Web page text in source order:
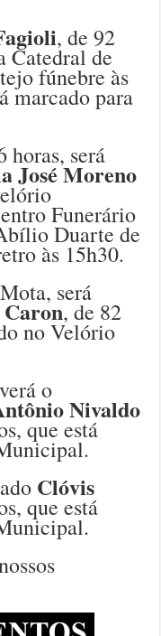
, de 92
Catedral de
fúnebre às
marcado para
horas, será
José Moreno
Funerário
Duarte de
às 15h30.
será
, de 82
no Velório
o
Nivaldo
que está
Clóvis
que está